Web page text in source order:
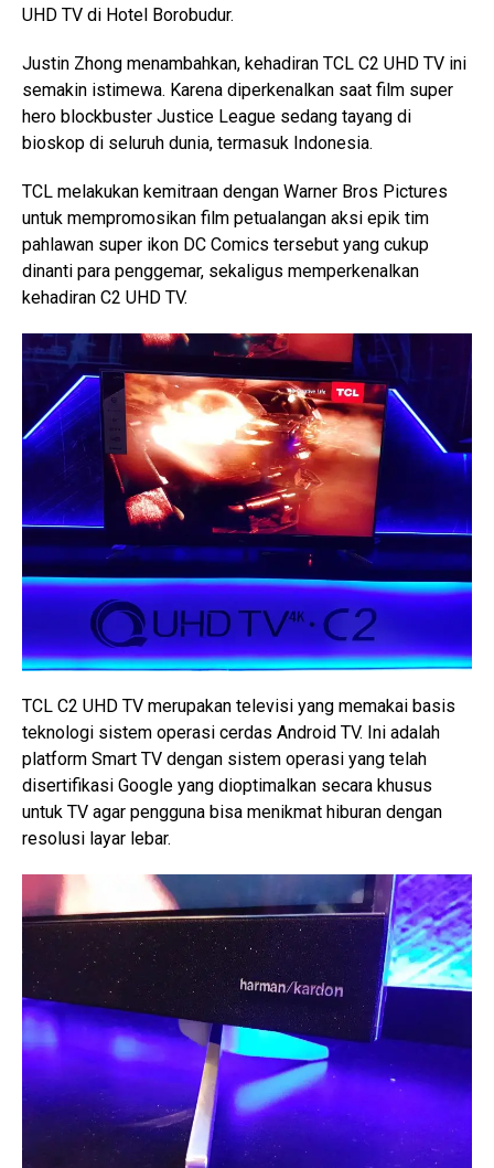
UHD TV di Hotel Borobudur.
Justin Zhong menambahkan, kehadiran TCL C2 UHD TV ini
semakin istimewa. Karena diperkenalkan saat film super
hero blockbuster Justice League sedang tayang di
bioskop di seluruh dunia, termasuk Indonesia.
TCL melakukan kemitraan dengan Warner Bros Pictures
untuk mempromosikan film petualangan aksi epik tim
pahlawan super ikon DC Comics tersebut yang cukup
dinanti para penggemar, sekaligus memperkenalkan
kehadiran C2 UHD TV.
TCL C2 UHD TV merupakan televisi yang memakai basis
teknologi sistem operasi cerdas Android TV. Ini adalah
platform Smart TV dengan sistem operasi yang telah
disertifikasi Google yang dioptimalkan secara khusus
untuk TV agar pengguna bisa menikmat hiburan dengan
resolusi layar lebar.